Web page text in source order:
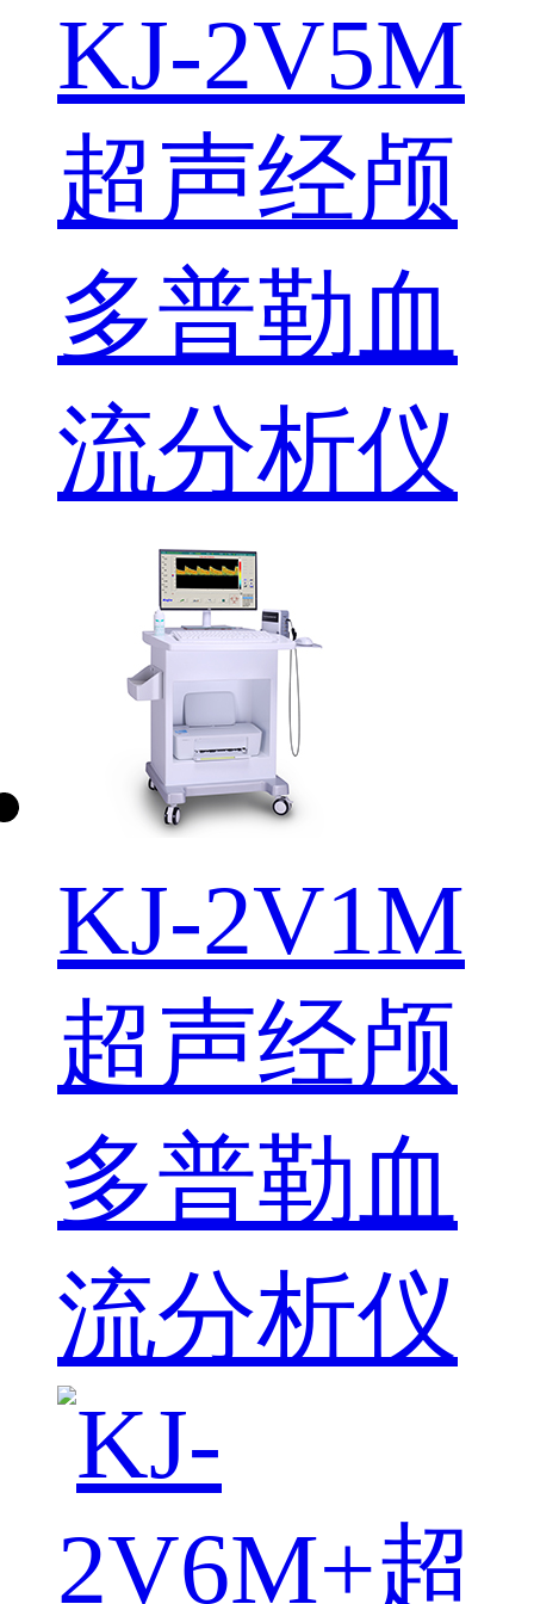
KJ-2V5M
超声经颅
多普勒血
流分析仪
KJ-2V1M
超声经颅
多普勒血
流分析仪